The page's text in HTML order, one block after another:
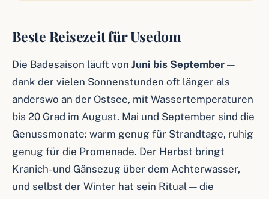
Beste Reisezeit für Usedom
Die Badesaison läuft von Juni bis September —
dank der vielen Sonnenstunden oft länger als
anderswo an der Ostsee, mit Wassertemperaturen
bis 20 Grad im August. Mai und September sind die
Genussmonate: warm genug für Strandtage, ruhig
genug für die Promenade. Der Herbst bringt
Kranich- und Gänsezug über dem Achterwasser,
und selbst der Winter hat sein Ritual — die